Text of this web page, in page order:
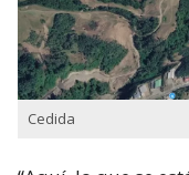
Cedida